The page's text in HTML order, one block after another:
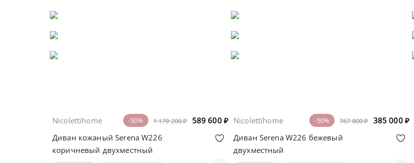
1 179 200 ₽ 589 600 ₽
-50%
Nicolettihome
Диван кожаный Serena W226
коричневый двухместный
767 800 ₽ 385 000 ₽
-50%
Nicolettihome
Диван Serena W226 бежевый
двухместный